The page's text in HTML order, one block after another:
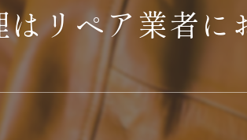
はリペア業者